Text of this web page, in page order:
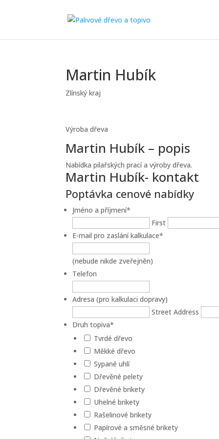
Martin Hubík
Zlínský kraj
Výroba dřeva
Martin Hubík – popis
Nabídka pilařských prací a výroby dřeva.
Martin Hubík- kontakt
Poptávka cenové nabídky
Jméno a příjmení*
First
E-mail pro zaslání kalkulace*
(nebude nikde zveřejněn)
Telefon
Adresa (pro kalkulaci dopravy)
Street Address
Druh topiva*
Tvrdé dřevo
Měkké dřevo
Sypané uhlí
Dřevěné pelety
Dřevěné brikety
Uhelné brikety
Rašelinové brikety
Papírové a směsné brikety